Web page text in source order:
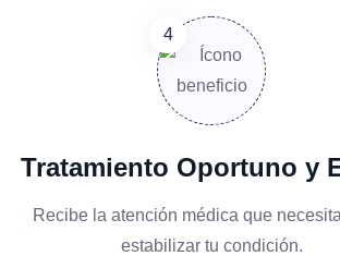
Tratamiento Oportuno y
Recibe la atención médica que
estabilizar tu condición.